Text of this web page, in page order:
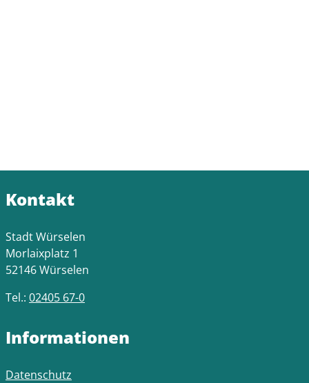
Kontakt
Stadt Würselen
Morlaixplatz 1
52146 Würselen
Tel.: 02405 67-0
Informationen
Datenschutz